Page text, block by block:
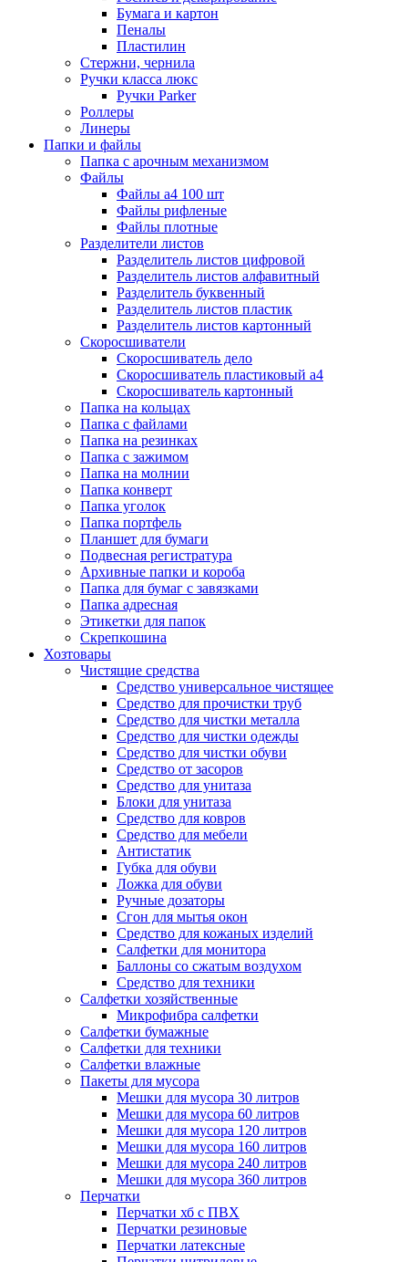
Бумага и картон
Пеналы
Пластилин
Стержни, чернила
Ручки класса люкс
Ручки Parker
Роллеры
Линеры
Папки и файлы
Папка с арочным механизмом
Файлы
Файлы а4 100 шт
Файлы рифленые
Файлы плотные
Разделители листов
Разделитель листов цифровой
Разделитель листов алфавитный
Разделитель буквенный
Разделитель листов пластик
Разделитель листов картонный
Скоросшиватели
Скоросшиватель дело
Скоросшиватель пластиковый а4
Скоросшиватель картонный
Папка на кольцах
Папка с файлами
Папка на резинках
Папка с зажимом
Папка на молнии
Папка конверт
Папка уголок
Папка портфель
Планшет для бумаги
Подвесная регистратура
Архивные папки и короба
Папка для бумаг с завязками
Папка адресная
Этикетки для папок
Скрепкошина
Хозтовары
Чистящие средства
Средство универсальное чистящее
Средство для прочистки труб
Средство для чистки металла
Средство для чистки одежды
Средство для чистки обуви
Средство от засоров
Средство для унитаза
Блоки для унитаза
Средство для ковров
Средство для мебели
Антистатик
Губка для обуви
Ложка для обуви
Ручные дозаторы
Сгон для мытья окон
Средство для кожаных изделий
Салфетки для монитора
Баллоны со сжатым воздухом
Средство для техники
Салфетки хозяйственные
Микрофибра салфетки
Салфетки бумажные
Салфетки для техники
Салфетки влажные
Пакеты для мусора
Мешки для мусора 30 литров
Мешки для мусора 60 литров
Мешки для мусора 120 литров
Мешки для мусора 160 литров
Мешки для мусора 240 литров
Мешки для мусора 360 литров
Перчатки
Перчатки хб с ПВХ
Перчатки резиновые
Перчатки латексные